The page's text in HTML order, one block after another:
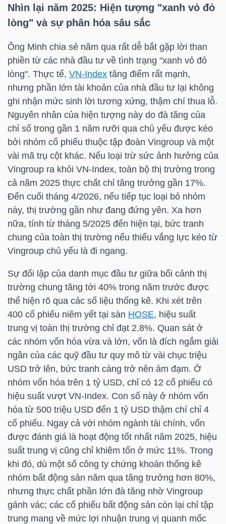
Nhìn lại năm 2025: Hiện tượng "xanh vỏ đỏ
lòng" và sự phân hóa sâu sắc
Ông Minh chia sẻ năm qua rất dễ bắt gặp lời than
phiền từ các nhà đầu tư về tình trạng "xanh vỏ đỏ
lòng". Thực tế, VN-Index tăng điểm rất mạnh,
nhưng phần lớn tài khoản của nhà đầu tư lại không
ghi nhận mức sinh lời tương xứng, thậm chí thua lỗ.
Nguyên nhân của hiện tượng này do đà tăng của
chỉ số trong gần 1 năm rưỡi qua chủ yếu được kéo
bởi nhóm cổ phiếu thuộc tập đoàn Vingroup và một
vài mã trụ cột khác. Nếu loại trừ sức ảnh hưởng của
Vingroup ra khỏi VN-Index, toàn bộ thị trường trong
cả năm 2025 thực chất chỉ tăng trưởng gần 17%.
Đến cuối tháng 4/2026, nếu tiếp tục loại bỏ nhóm
này, thị trường gần như đang đứng yên. Xa hơn
nữa, tính từ tháng 5/2025 đến hiện tại, bức tranh
chung của toàn thị trường nếu thiếu vắng lực kéo từ
Vingroup chủ yếu là đi ngang.
Sự đối lập của danh mục đầu tư giữa bối cảnh thị
trường chung tăng tới 40% trong năm trước được
thể hiện rõ qua các số liệu thống kê. Khi xét trên
400 cổ phiếu niêm yết tại sàn HOSE, hiệu suất
trung vị toàn thị trường chỉ đạt 2.8%. Quan sát ở
các nhóm vốn hóa vừa và lớn, vốn là đích ngắm giải
ngân của các quỹ đầu tư quy mô từ vài chục triệu
USD trở lên, bức tranh càng trở nên ảm đạm. Ở
nhóm vốn hóa trên 1 tỷ USD, chỉ có 12 cổ phiếu có
hiệu suất vượt VN-Index. Con số này ở nhóm vốn
hóa từ 500 triệu USD đến 1 tỷ USD thậm chí chỉ 4
cổ phiếu. Ngay cả với nhóm ngành tài chính, vốn
được đánh giá là hoạt động tốt nhất năm 2025, hiệu
suất trung vị cũng chỉ khiêm tốn ở mức 11%. Trong
khi đó, dù một số công ty chứng khoán thống kê
nhóm bất động sản năm qua tăng trưởng hơn 80%,
nhưng thực chất phần lớn đà tăng nhờ Vingroup
gánh vác; các cổ phiếu bất động sản còn lại chỉ tập
trung mang về mức lợi nhuận trung vị quanh mốc
CHÍNH
CÁ
NHÂN
PHÂN
TÍCH
VIETSTOCKFINANCE
VĨ
MÔ
NGÀNH
DOANH
NGHIỆP
CỔ
PHIẾU
PHÁI
TRÁI
PHIẾU